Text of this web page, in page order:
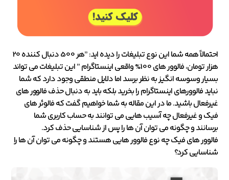
احتمالاً همه شما این نوع تبلیغات را دیده اید: ”هر 500 دنبال کننده 20
هزار تومان، فالوور های 100% واقعی اینستاگرام ” این تبلیغات می تواند
بسیار وسوسه انگیز به نظر برسد اما دلایل منطقی وجود دارد که شما
نباید فالوورهای اینستاگرام را بخرید بلکه باید به دنبال حذف فالوور های
غیرفعال باشید. ما در این مقاله به شما خواهیم گفت که فالوئر های
فیک و غیرفعال چه آسیب هایی می توانند به حساب کاربری شما
برسانند و چگونه می توان آن ها را پس از شناسایی حذف کرد.
فالوور های فیک چه نوع فالوور هایی هستند و چگونه می توان آن ها را
شناسایی کرد؟